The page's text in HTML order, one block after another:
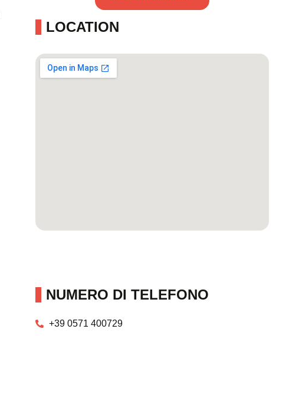
LOCATION
NUMERO DI TELEFONO
+39 0571 400729